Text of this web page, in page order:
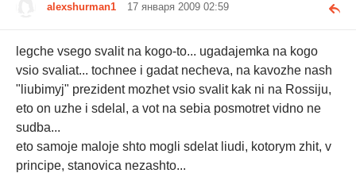
alexshurman1 17 января 2009 02:59
legche vsego svalit na kogo-to... ugadajemka na kogo
vsio svaliat... tochnee i gadat necheva, na kavozhe nash
"liubimyj" prezident mozhet vsio svalit kak ni na Rossiju,
eto on uzhe i sdelal, a vot na sebia posmotret vidno ne
sudba...
eto samoje maloje shto mogli sdelat liudi, kotorym zhit, v
principe, stanovica nezashto...